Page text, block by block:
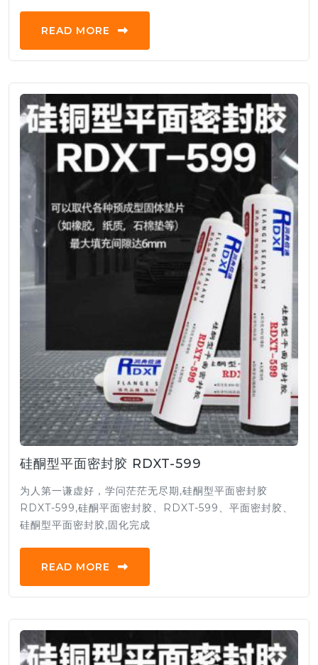
READ MORE
硅酮型平面密封胶 RDXT-599
为人第一谦虚好，学问茫茫无尽期,硅酮型平面密封胶
RDXT-599,硅酮平面密封胶、RDXT-599、平面密封胶、
硅酮型平面密封胶,固化完成
READ MORE